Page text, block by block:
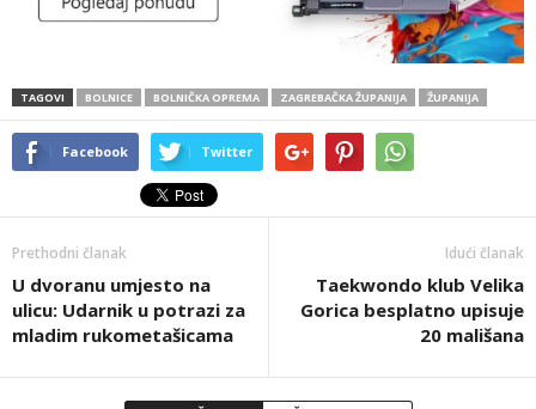
TAGOVI BOLNICE BOLNIČKA OPREMA ZAGREBAČKA ŽUPANIJA ŽUPANIJA
Facebook Twitter
Prethodni članak
U dvoranu umjesto na
ulicu: Udarnik u potrazi za
mladim rukometašicama
Idući članak
Taekwondo klub Velika
Gorica besplatno upisuje
20 mališana